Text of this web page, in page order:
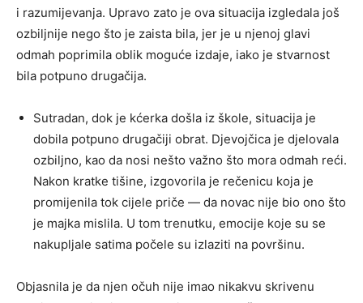
i razumijevanja. Upravo zato je ova situacija izgledala još
ozbiljnije nego što je zaista bila, jer je u njenoj glavi
odmah poprimila oblik moguće izdaje, iako je stvarnost
bila potpuno drugačija.
Sutradan, dok je kćerka došla iz škole, situacija je
dobila potpuno drugačiji obrat. Djevojčica je djelovala
ozbiljno, kao da nosi nešto važno što mora odmah reći.
Nakon kratke tišine, izgovorila je rečenicu koja je
promijenila tok cijele priče — da novac nije bio ono što
je majka mislila. U tom trenutku, emocije koje su se
nakupljale satima počele su izlaziti na površinu.
Objasnila je da njen očuh nije imao nikakvu skrivenu